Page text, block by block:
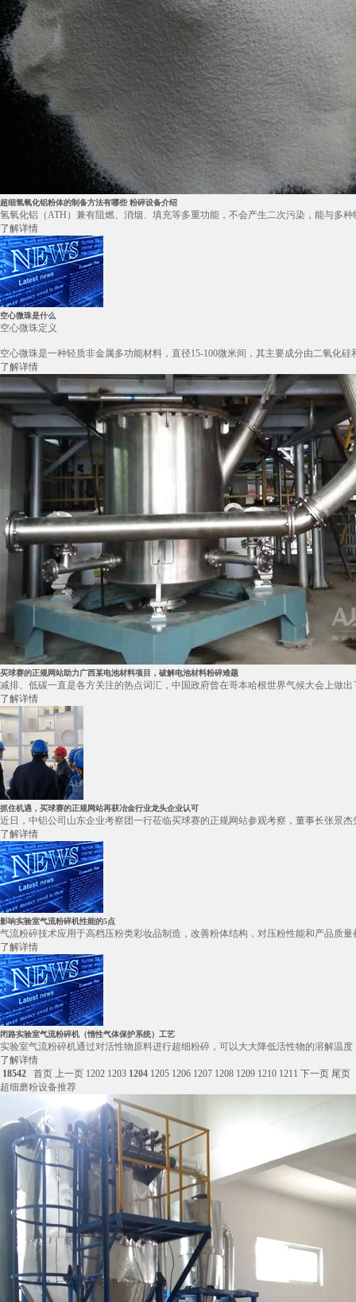
超细氢氧化铝粉体的制备方法有哪些 粉碎设备介绍
氢氧化铝（ATH）兼有阻燃、消烟、填充等多重功能，不会产生二次污染，能与多
了解详情
空心微珠是什么
空心微珠定义
空心微珠是一种轻质非金属多功能材料，直径15-100微米间，其主要成分由二氧化
了解详情
买球赛的正规网站助力广西某电池材料项目，破解电池材料粉碎难题
减排、低碳一直是各方关注的热点词汇，中国政府曾在哥本哈根世界气候大会上做
了解详情
抓住机遇，买球赛的正规网站再获冶金行业龙头企业认可
近日，中铝公司山东企业考察团一行莅临买球赛的正规网站参观考察，董事长张景
了解详情
影响实验室气流粉碎机性能的5点
气流粉碎技术应用于高档压粉类彩妆品制造，改善粉体结构，对压粉性能和产品质
了解详情
闭路实验室气流粉碎机（惰性气体保护系统）工艺
实验室气流粉碎机通过对活性物原料进行超细粉碎，可以大大降低活性物的溶解温
了解详情
18542
首页 上一页 1202 1203 1204 1205 1206 1207 1208 1209 1210 1211 下一页 尾页
超细磨粉设备推荐